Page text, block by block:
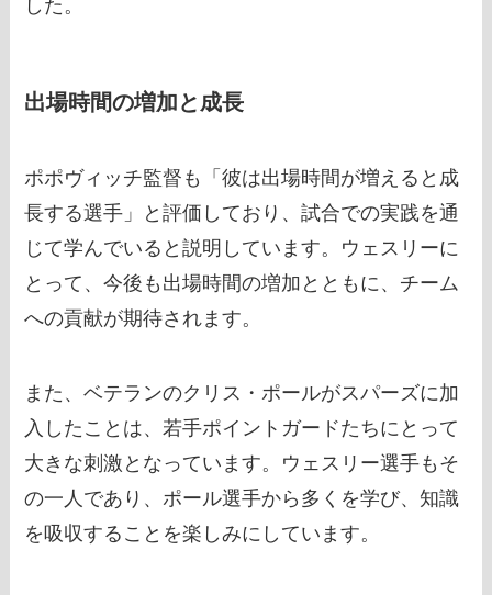
した。
出場時間の増加と成長
ポポヴィッチ監督も「彼は出場時間が増えると成
長する選手」と評価しており、試合での実践を通
じて学んでいると説明しています。ウェスリーに
とって、今後も出場時間の増加とともに、チーム
への貢献が期待されます。
また、ベテランのクリス・ポールがスパーズに加
入したことは、若手ポイントガードたちにとって
大きな刺激となっています。ウェスリー選手もそ
の一人であり、ポール選手から多くを学び、知識
を吸収することを楽しみにしています。